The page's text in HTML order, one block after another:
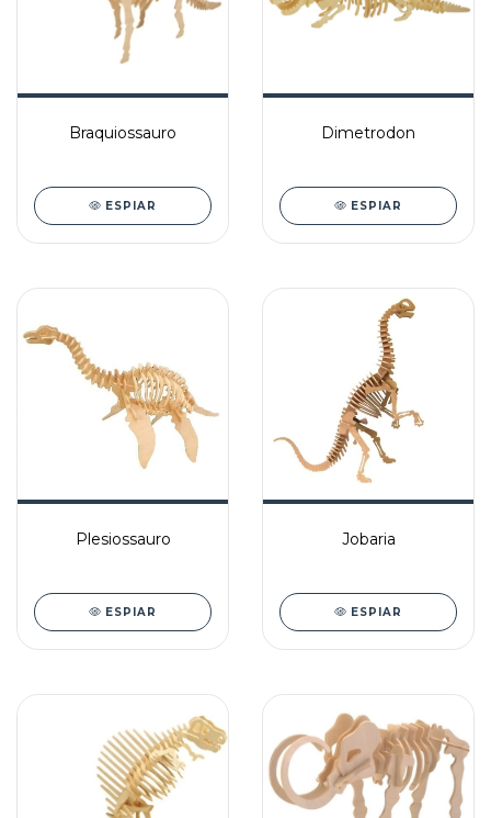
Braquiossauro
ESPIAR
Dimetrodon
ESPIAR
Plesiossauro
ESPIAR
Jobaria
ESPIAR